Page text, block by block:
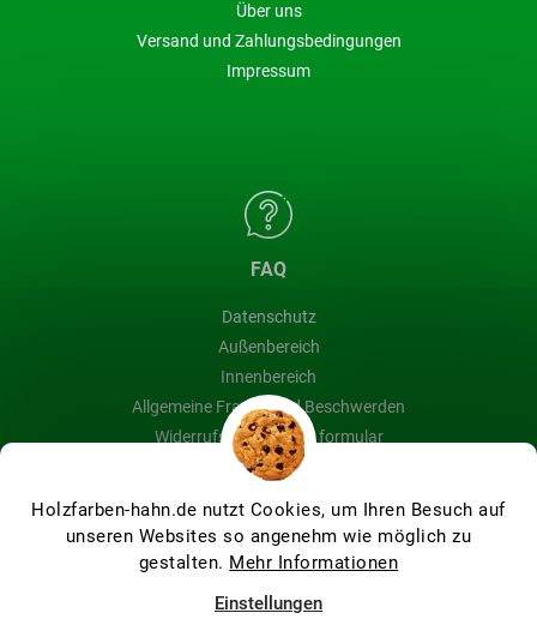
Holzfarben-hahn.de nutzt Cookies, um Ihren Besuch auf
unseren Websites so angenehm wie möglich zu
gestalten. Mehr Informationen
Einstellungen
Über uns
Versand und Zahlungsbedingungen
Impressum
FAQ
Datenschutz
Außenbereich
Innenbereich
Allgemeine Fragen und Beschwerden
Widerrufsbelehrung & formular
Blog